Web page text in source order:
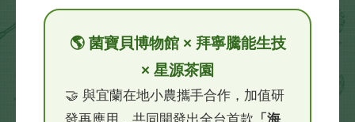
🌎 菌寶貝博物館 × 拜寧騰能生技
× 星源茶園
🤝 與宜蘭在地小農攜手合作，加值研